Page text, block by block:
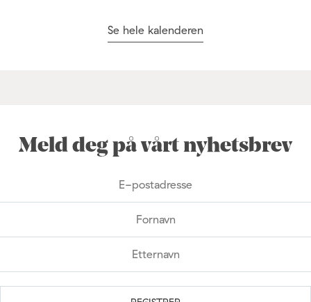
Se hele kalenderen
Meld deg på vårt nyhetsbrev